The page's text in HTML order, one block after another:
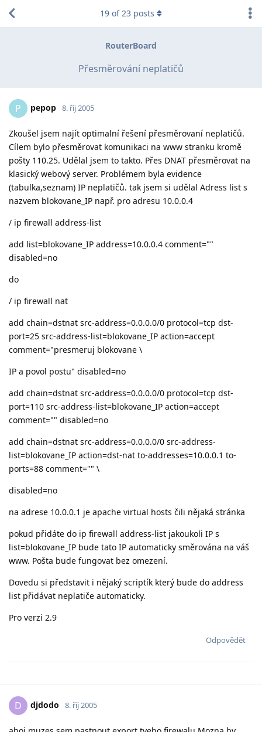
RouterBoard
Přesměrování neplatičů
19 of23 posts
P pepop 8. říj 2005
Zkoušel jsem najít optimalní řešení přesměrovaní neplatičů.
Cílem bylo přesměrovat komunikaci na www stranku kromě
pošty 110.25. Udělal jsem to takto. Přes DNAT přesměrovat na
klasický webový server. Problémem byla evidence
(tabulka,seznam) IP neplatičů. tak jsem si udělal Adress list s
nazvem blokovane_IP např. pro adresu 10.0.0.4
/ ip firewall address-list
add list=blokovane_IP address=10.0.0.4 comment=""
disabled=no
do
/ ip firewall nat
add chain=dstnat src-address=0.0.0.0/0 protocol=tcp dst-
port=25 src-address-list=blokovane_IP action=accept
comment="presmeruj blokovane \
IP a povol postu" disabled=no
add chain=dstnat src-address=0.0.0.0/0 protocol=tcp dst-
port=110 src-address-list=blokovane_IP action=accept
comment="" disabled=no
add chain=dstnat src-address=0.0.0.0/0 src-address-
list=blokovane_IP action=dst-nat to-addresses=10.0.0.1 to-
ports=88 comment="" \
disabled=no
na adrese 10.0.0.1 je apache virtual hosts čili nějaká stránka
pokud přidáte do ip firewall address-list jakoukoli IP s
list=blokovane_IP bude tato IP automaticky směrována na váš
www. Pošta bude fungovat bez omezení.
Dovedu si představit i nějaký scriptík který bude do address
list přidávat neplatiče automaticky.
Pro verzi 2.9
Odpovědět
D djdodo 8. říj 2005